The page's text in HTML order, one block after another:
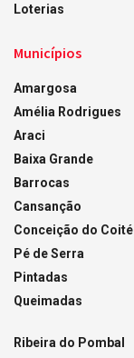
Loterias
Municípios
Amargosa
Amélia Rodrigues
Araci
Baixa Grande
Barrocas
Cansanção
Conceição do Coité
Pé de Serra
Pintadas
Queimadas
Ribeira do Pombal